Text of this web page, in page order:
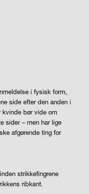
i fysisk form,
side efter den anden i
kvinde bør vide om
sider – men har lige
afgørende ting for
strikkefingrene
ribkant.